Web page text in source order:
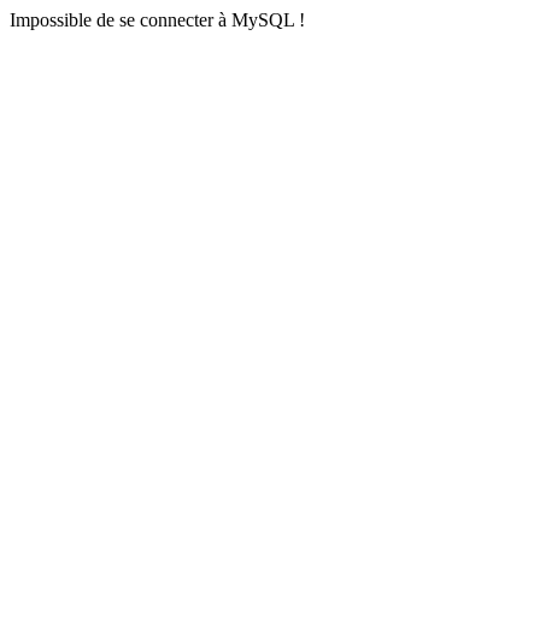
Impossible de se connecter à MySQL !